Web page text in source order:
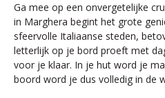
Ga mee op een onvergetelijke
in Marghera begint het grote
sfeervolle Italiaanse steden,
letterlijk op je bord proeft met
voor je klaar. In je hut word je
boord word je dus volledig in de